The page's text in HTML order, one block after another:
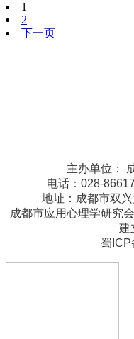
1
2
下一页
主办单位：
电话：028-
地址：成都市双
成都市应用心理学研究
建
蜀ICP